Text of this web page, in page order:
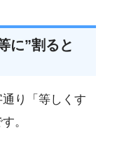
に”割ると
通り「等しくす
。